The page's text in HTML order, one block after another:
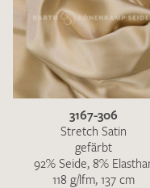
3167-306
Stretch Satin
gefärbt
92% Seide, 8%
118 g/lfm, 137 cm